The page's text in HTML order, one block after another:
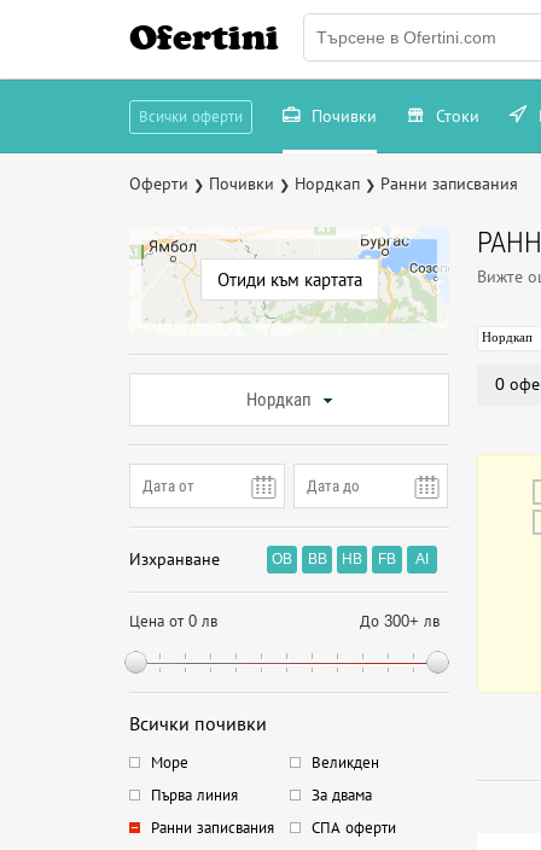
Ofertini
Всички оферти Почивки Стоки
Оферти ❯ Почивки ❯ Нордкап ❯ Ранни записвания
Отиди към картата
Нордкап
Изхранване OB BB HB FB AI
Цена от 0 лв До 300+ лв
Всички почивки
Море
Великден
Първа линия
За двама
Ранни записвания
СПА оферти
Вижте
Нордкап
0